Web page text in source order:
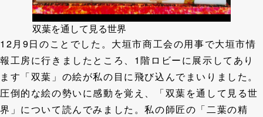
双葉を通して見る世界
12月9日のことでした。大垣市商工会の用事で大垣市情
報工房に行きましたところ、1階ロビーに展示してあり
ます「双葉」の絵が私の目に飛び込んでまいりました。
圧倒的な絵の勢いに感動を覚え、「双葉を通して見る世
界」について読んでみました。私の師匠の「二葉の精